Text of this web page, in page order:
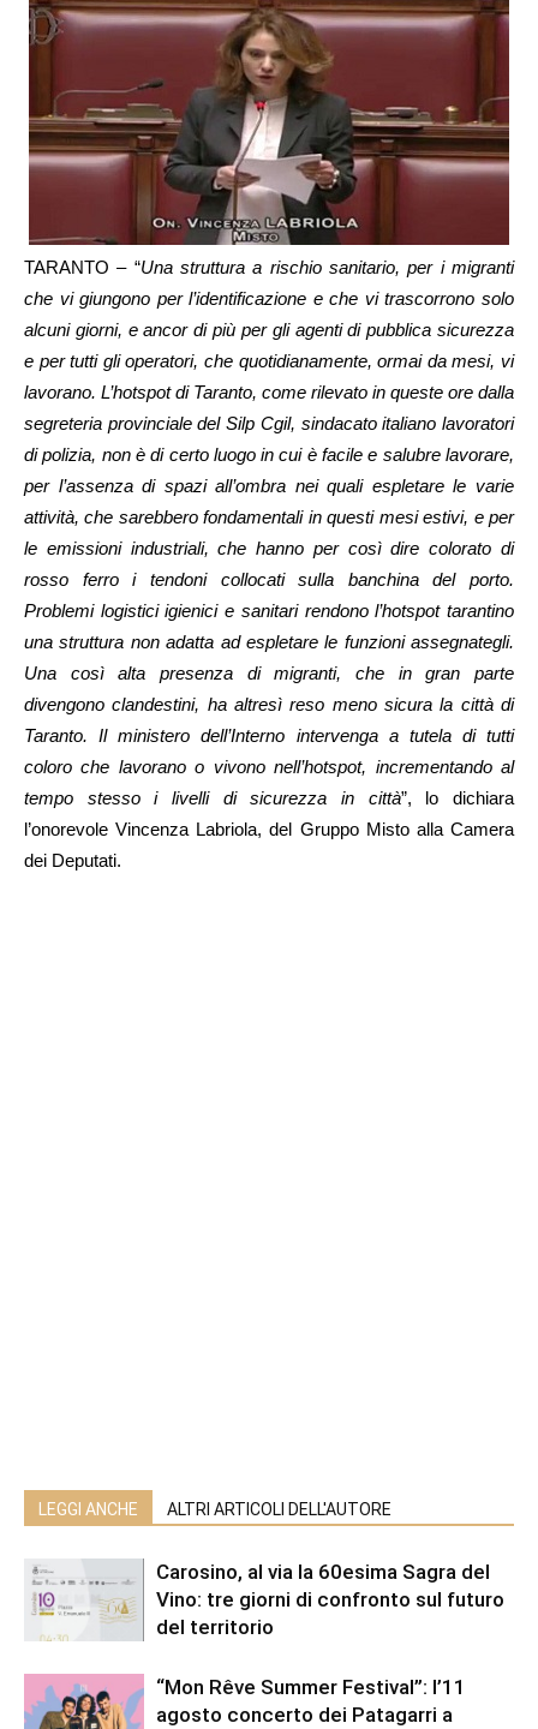
TARANTO – “Una struttura a rischio sanitario, per i migranti
che vi giungono per l’identificazione e che vi trascorrono solo
alcuni giorni, e ancor di più per gli agenti di pubblica sicurezza
e per tutti gli operatori, che quotidianamente, ormai da mesi, vi
lavorano. L’hotspot di Taranto, come rilevato in queste ore dalla
segreteria provinciale del Silp Cgil, sindacato italiano lavoratori
di polizia, non è di certo luogo in cui è facile e salubre lavorare,
per l’assenza di spazi all’ombra nei quali espletare le varie
attività, che sarebbero fondamentali in questi mesi estivi, e per
le emissioni industriali, che hanno per così dire colorato di
rosso ferro i tendoni collocati sulla banchina del porto.
Problemi logistici igienici e sanitari rendono l’hotspot tarantino
una struttura non adatta ad espletare le funzioni assegnategli.
Una così alta presenza di migranti, che in gran parte
divengono clandestini, ha altresì reso meno sicura la città di
Taranto. Il ministero dell’Interno intervenga a tutela di tutti
coloro che lavorano o vivono nell’hotspot, incrementando al
tempo stesso i livelli di sicurezza in città”, lo dichiara
l’onorevole Vincenza Labriola, del Gruppo Misto alla Camera
dei Deputati.
LEGGI ANCHE ALTRI ARTICOLI DELL'AUTORE
Carosino, al via la 60esima Sagra del
Vino: tre giorni di confronto sul futuro
del territorio
“Mon Rêve Summer Festival”: l’11
agosto concerto dei Patagarri a